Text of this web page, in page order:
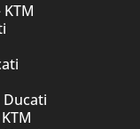
Ducati